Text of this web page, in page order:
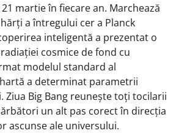
martie în fiecare an. Marchează
a întregului cer a Planck
inteligentă a prezentat o
cosmice de fond cu
modelul standard al
a determinat parametrii
Ziua Big Bang reunește toți tocilarii
un alt pas corect în direcția
ascunse ale universului.